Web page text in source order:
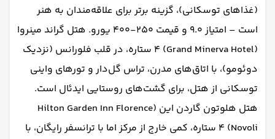
(غذاهای توسکانی)، گزینه برتر برای علاقه‌مندان به هنر
است – امتیاز ۹.۰ و قیمت ۲۵۰-۴۰۰ یورو. هتل گراند مینروا
(Grand Minerva Hotel) ۴ ستاره، در قلب فلورانس (نزدیک
دوئومو)، با اتاق‌های مدرن، تراس گل‌دار و تورهای واینی
توسکانی از هتل، برای گشت‌های روستایی ایدئال است.
هتل هلوتون گاردن این (Hilton Garden Inn Florence
Novoli) ۴ ستاره، کمی خارج از مرکز اما با ترانسفر رایگان، با